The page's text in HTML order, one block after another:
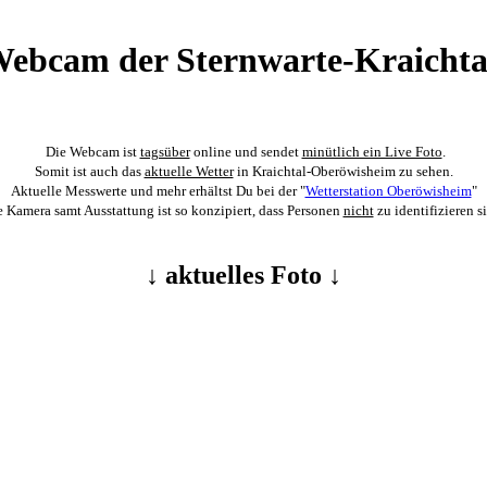
der Sternwarte-
Die Webcam ist tagsüberonline und sendet minütlich ein Live Foto
Somit ist auch das aktuelle Wetterin Kraichtal-Oberöwisheim zu sehen.
Aktuelle Messwerte und mehr erhältst Du bei der "Wetterstation Oberöwisheim"
Kamera samt Ausstattung ist so konzipiert, dass Personen nichtzu identifizieren
↓ aktuelles Foto ↓